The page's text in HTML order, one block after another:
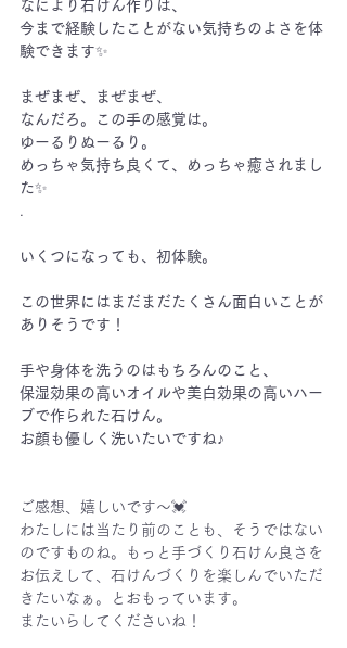
なにより石けん作りは、
今まで経験したことがない気持ちのよさを体
験できます✨
まぜまぜ、まぜまぜ、
なんだろ。この手の感覚は。
ゆーるりぬーるり。
めっちゃ気持ち良くて、めっちゃ癒されまし
た✨
いくつになっても、初体験。
この世界にはまだまだたくさん面白いことが
ありそうです！
手や身体を洗うのはもちろんのこと、
保湿効果の高いオイルや美白効果の高いハー
ブで作られた石けん。
お顔も優しく洗いたいですね♪
ご感想、嬉しいです〜💓
わたしには当たり前のことも、そうではない
のですものね。もっと手づくり石けん良さを
お伝えして、石けんづくりを楽しんでいただ
きたいなぁ。とおもっています。
またいらしてくださいね！